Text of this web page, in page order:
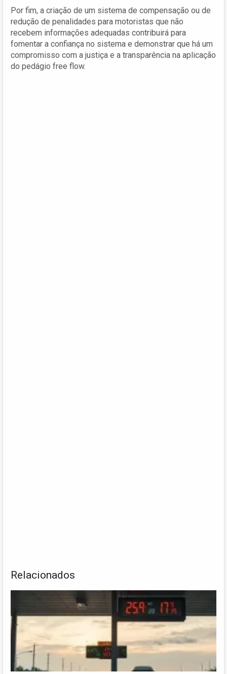
Por fim, a criação de um sistema de compensação ou de
redução de penalidades para motoristas que não
recebem informações adequadas contribuirá para
fomentar a confiança no sistema e demonstrar que há um
compromisso com a justiça e a transparência na aplicação
do pedágio free flow.
Relacionados